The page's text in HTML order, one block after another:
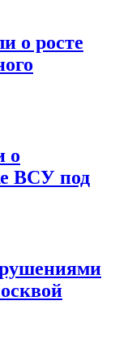
о росте
о
ВСУ под